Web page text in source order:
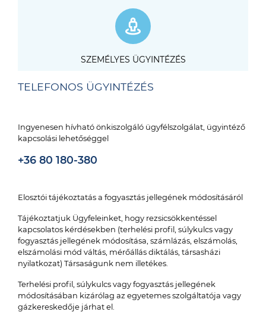
SZEMÉLYES ÜGYINTÉZÉS
TELEFONOS ÜGYINTÉZÉS
Ingyenesen hívható önkiszolgáló ügyfélszolgálat, ügyintéző
kapcsolási lehetőséggel
+36 80 180-380
Elosztói tájékoztatás a fogyasztás jellegének módosításáról
Tájékoztatjuk Ügyfeleinket, hogy rezsicsökkentéssel
kapcsolatos kérdésekben (terhelési profil, súlykulcs vagy
fogyasztás jellegének módosítása, számlázás, elszámolás,
elszámolási mód váltás, mérőállás diktálás, társasházi
nyilatkozat) Társaságunk nem illetékes.
Terhelési profil, súlykulcs vagy fogyasztás jellegének
módosításában kizárólag az egyetemes szolgáltatója vagy
gázkereskedője járhat el.